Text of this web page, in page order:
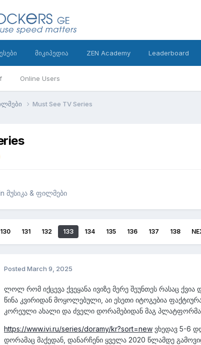
Online Users
მიკიპედია ZEN Academy Leaderboard
Must See TV Series
მუსიკა & ფილმები
130 131 132 133 134 135 136 137 138
Posted March 9, 2025
ლოლ რომ იქცევა ქვეყანა ივიზე მერე შეუნთეს რასაც
წინა კვირიდან მოყოლებული, აი ესეთი იტოგებია
კორეული ახალი და ძველი დორამებიდან მაგ
https://www.ivi.ru/series/doramy/kr?sort=new ვხედავ 5-6
დორამაც მაქედან, დანარჩენი ყველა 2020 წლამდე